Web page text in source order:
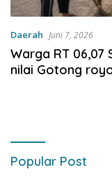
Daerah Juni 7, 2026
Warga RT 06,07
nilai Gotong
Popular Post